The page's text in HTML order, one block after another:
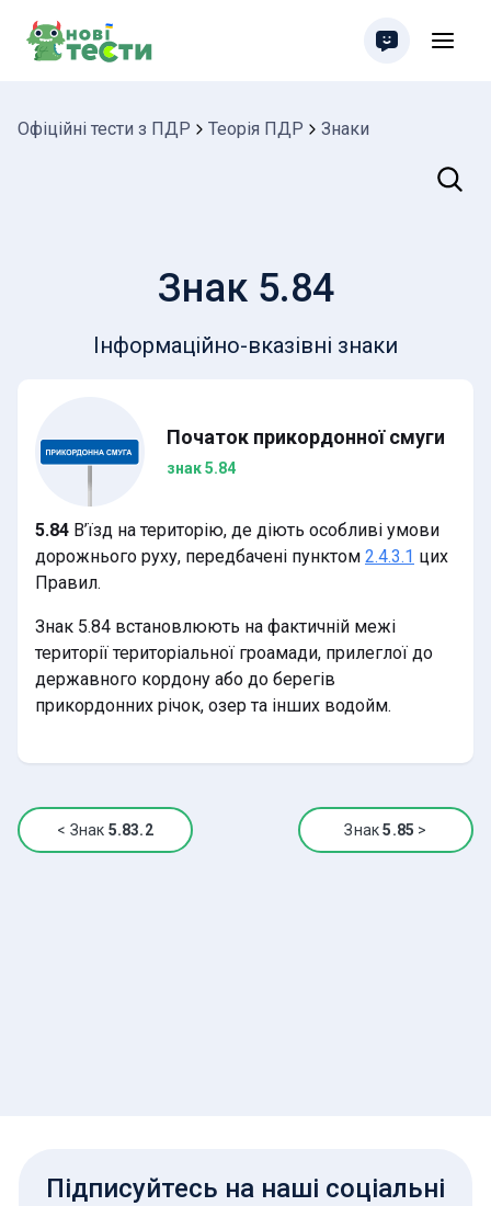
Офіційні тести з ПДР Теорія ПДР Знаки
Пошук
Знак 5.84
Інформаційно-вказівні знаки
Початок прикордонної смуги
знак 5.84
5.84 В’їзд на територію, де діють особливі умови
дорожнього руху, передбачені пунктом 2.4.3.1 цих
Правил.
Знак 5.84 встановлюють на фактичній межі
території територіальної гроамади, прилеглої до
державного кордону або до берегів
прикордонних річок, озер та інших водойм.
< Знак 5.83.2 Знак5.85 >
Підписуйтесь на наші соціальні